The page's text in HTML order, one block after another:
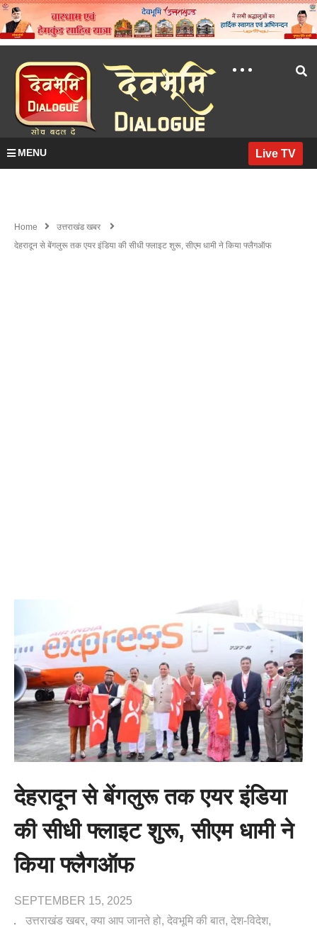
MENU Live TV
Home
उत्तराखंड खबर
देहरादून से बेंगलुरू तक एयर इंडिया की सीधी फ्लाइट शुरू, सीएम धामी ने किया फ्लैगऑफ
देहरादून से बेंगलुरू तक एयर इंडिया
की सीधी फ्लाइट शुरू, सीएम धामी ने
किया फ्लैगऑफ
SEPTEMBER 15, 2025
उत्तराखंड खबर क्या आप जानते हो देवभूमि की बात देश-विदेश